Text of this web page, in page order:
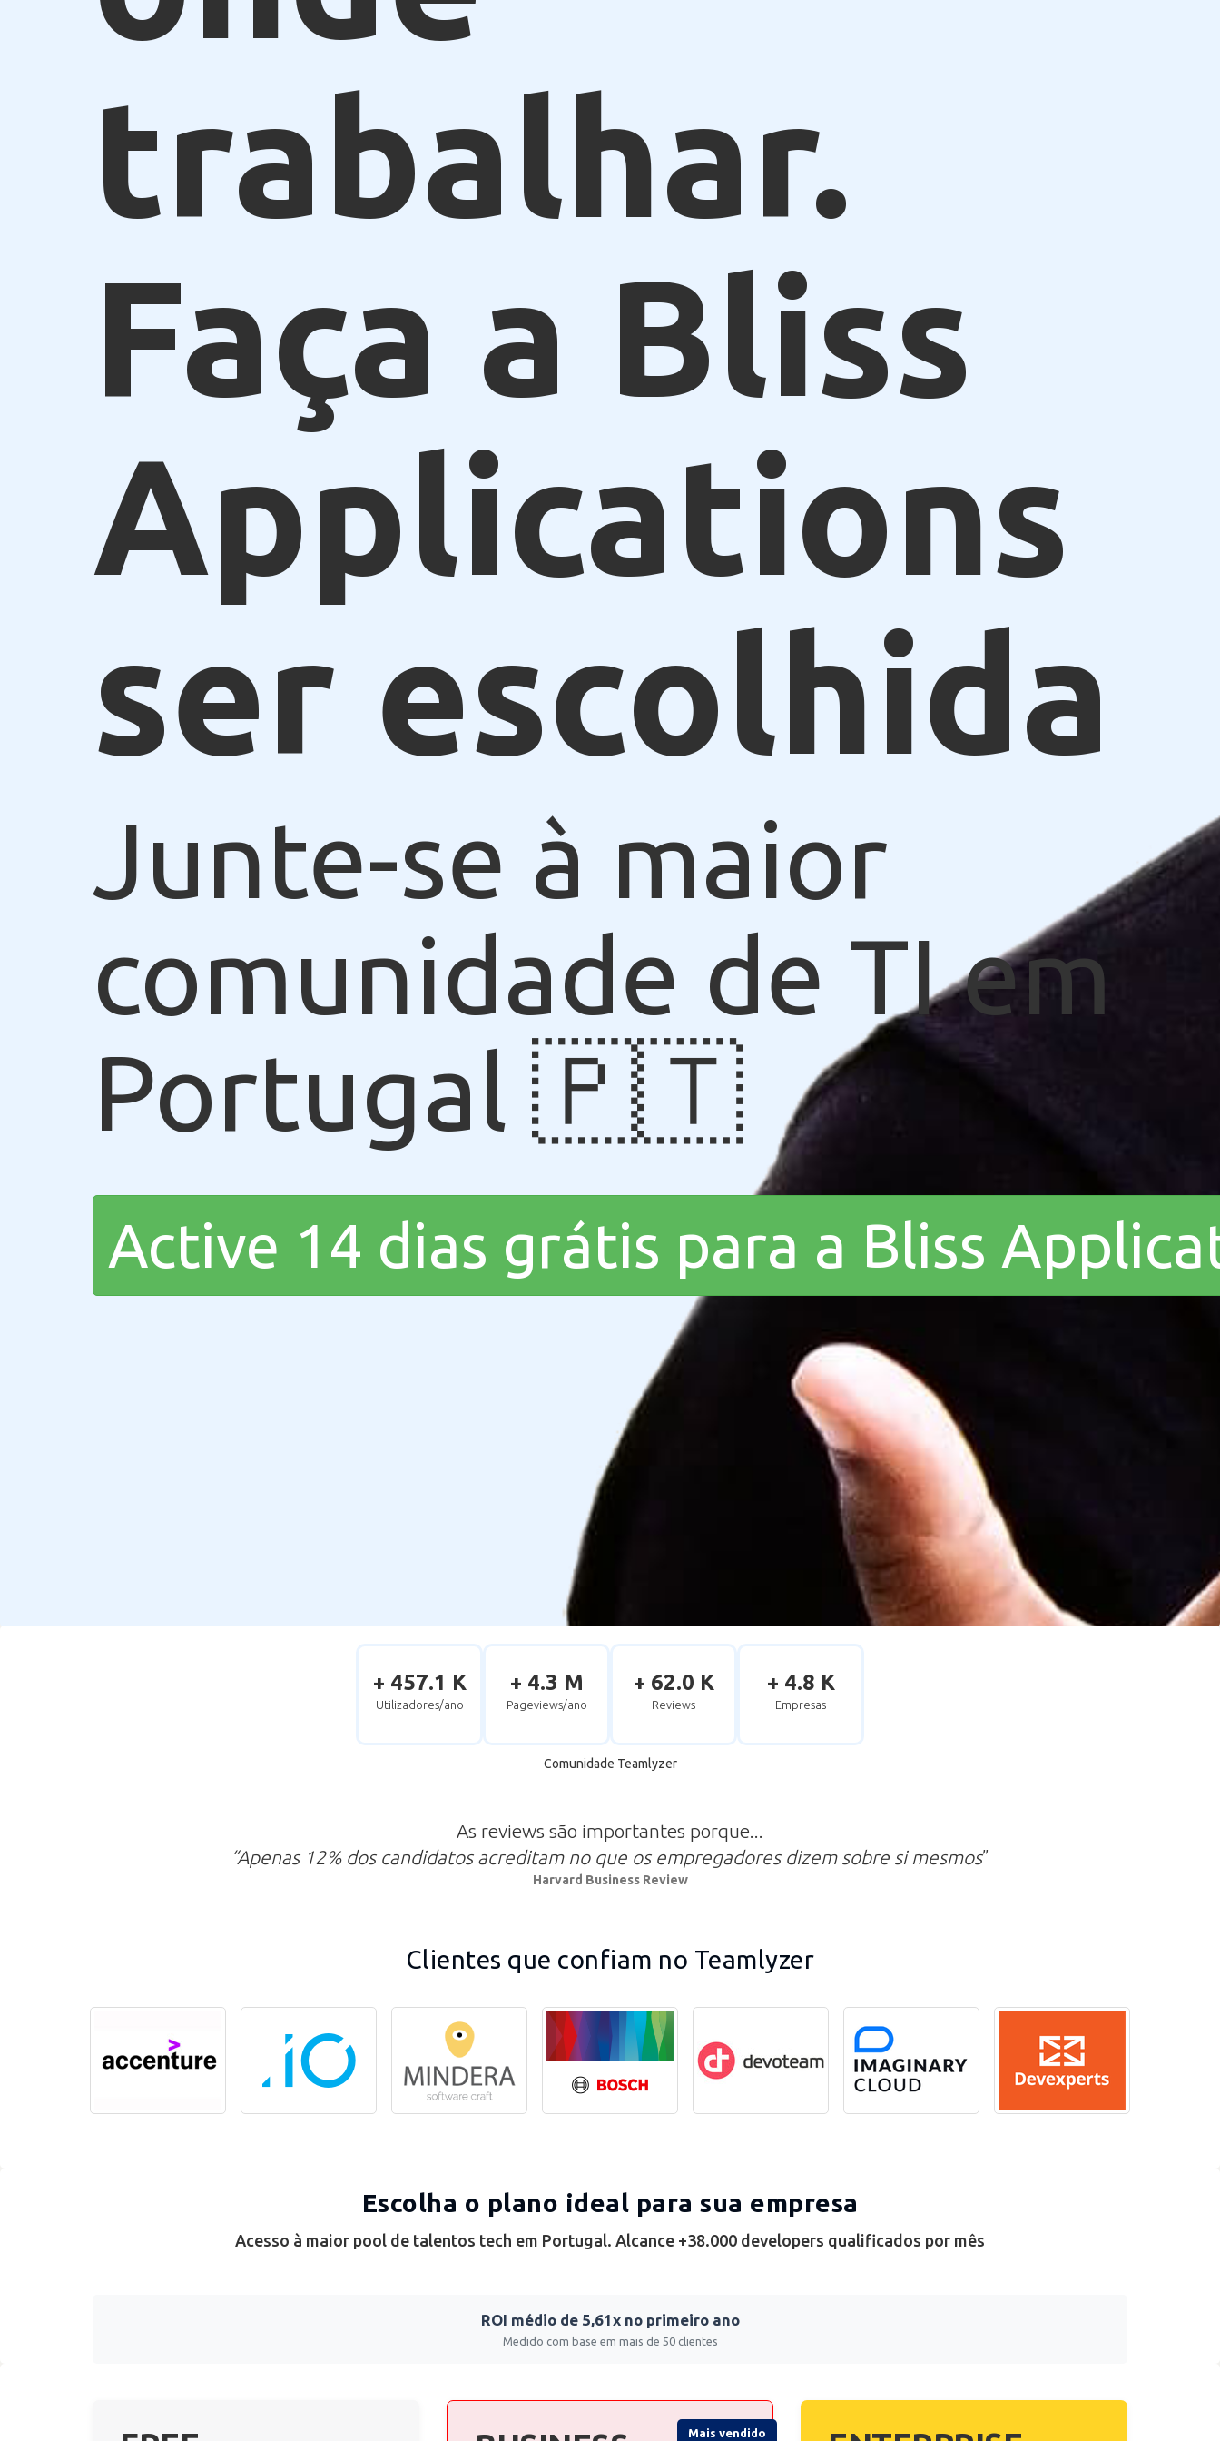
trabalhar.
Faça a Bliss
Applications
ser escolhida
Junte-se à maior
comunidade de TI em
Portugal 🇵🇹
Active 14 dias grátis para a Bliss
+ 457.1 K
Utilizadores/ano
+ 4.3 M
Pageviews/ano
+ 62.0 K
Reviews
+ 4.8 K
Empresas
Comunidade Teamlyzer
As reviews são importantes porque...
“Apenas 12% dos candidatos acreditam no que os empregadores dizem sobre si mesmos”
Harvard Business Review
Clientes que confiam no Teamlyzer
Escolha o plano ideal para sua empresa
Acesso à maior pool de talentos tech em Portugal. Alcance +38.000 developers qualificados por mês
ROI médio de 5,61x no primeiro ano
Medido com base em mais de 50 clientes
Mais vendido